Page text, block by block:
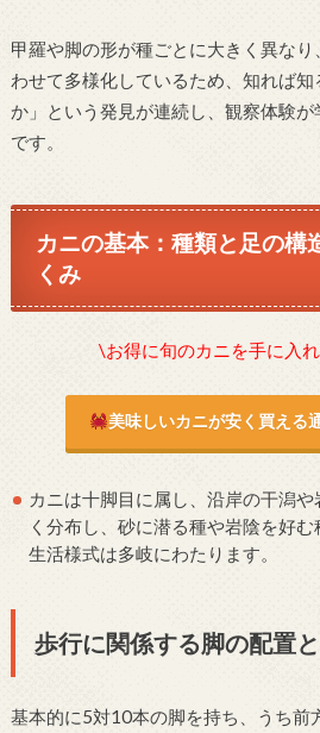
甲羅や脚の形が種ごとに大きく異な
わせて多様化しているため、知れば
か」という発見が連続し、観察体験
です。
カニの基本：種類と足の構
くみ
\お得に旬のカニを手に入
美味しいカニが安く買える
カニは十脚目に属し、沿岸の干潟
く分布し、砂に潜る種や岩陰を好
生活様式は多岐にわたります。
歩行に関係する脚の配置
基本的に5対10本の脚を持ち、うち前